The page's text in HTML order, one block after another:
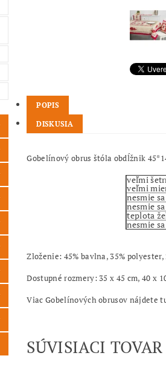
POPIS
DISKUSIA
Gobelínový obrus štóla obdĺžnik
veľmi
veľmi
nesmie
nesmie
teplota
nesmie
Zloženie: 45% bavlna, 35%
Dostupné rozmery: 35 x 45 cm, 40 x
Viac Gobelínových obrusov nájdete
SÚVISIACI TOVAR